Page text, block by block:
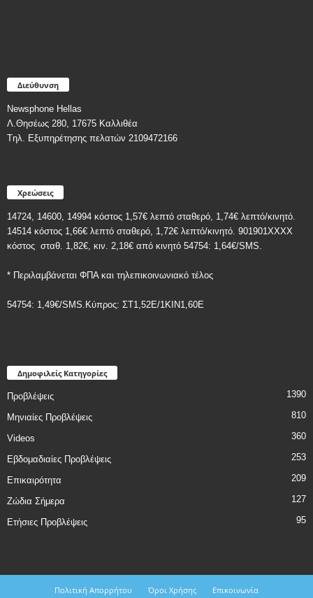
Διεύθυνση
Newsphone Hellas
Λ.Θησέως 280, 17675 Καλλιθέα
Tηλ. Εξυπηρέτησης πελατών 2109472166
Χρεώσεις
14724, 14600, 14994 κόστος 1,57€ λεπτό σταθερό, 1,74€ λεπτό/κινητό.
14514 κόστος 1,66€ λεπτό σταθερό, 1,72€ λεπτό/κινητό. 901901ΧΧΧΧ
κόστος σταθ. 1,82€, κιν. 2,18€ από κινητό 54754: 1,64€/SMS.
* Περιλαμβάνεται ΦΠΑ και τηλεπικοινωνιακό τέλος
54754: 1,49€/SMS.Κύπρος: ΣT1,52E/1KIN1,60E
Δημοφιλείς Κατηγορίες
Προβλέψεις 1390
Μηνιαίες Προβλέψεις 810
Videos 360
Εβδομαδιαίες Προβλέψεις 253
Επικαιρότητα 209
Ζώδια Σήμερα 127
Ετήσιες Προβλέψεις 95
Πολιτική Απορρήτου Όροι Χρήσης
Επικοινωνία